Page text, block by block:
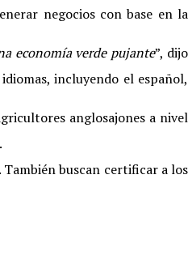
negocios con base en la
economía verde pujante”, dijo
incluyendo el español,
anglosajones a nivel
buscan certificar a los